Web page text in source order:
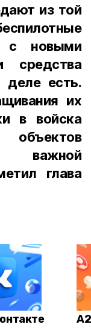
из той
с новыми
средства
есть.
их
в войска
глава